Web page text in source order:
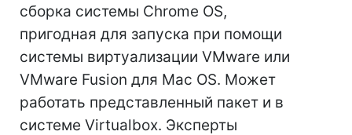
сборка системы Chrome OS,
пригодная для запуска при помощи
системы виртуализации VMware или
VMware Fusion для Mac OS. Может
работать представленный пакет и в
системе Virtualbox. Эксперты